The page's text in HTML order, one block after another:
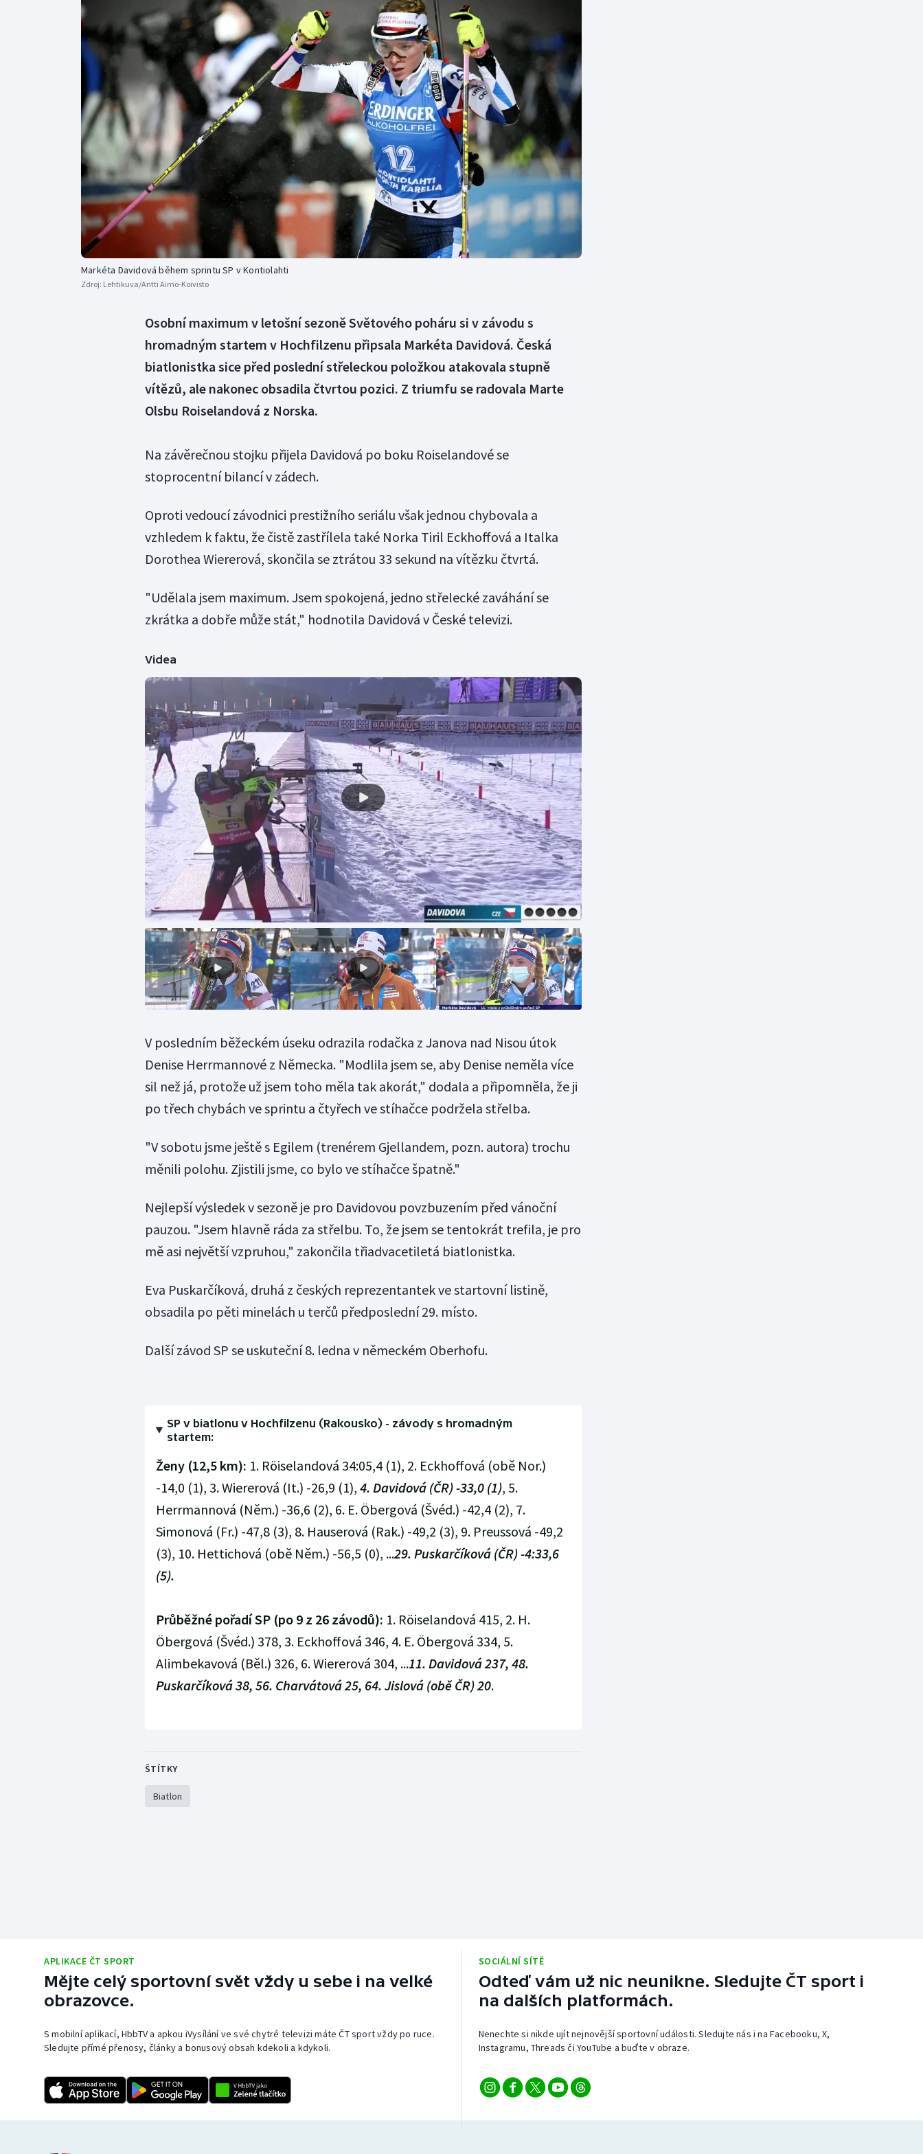
Curling
Dostihy
Florbal
Futsal
Golf
Gymnastika
Moderní pětiboj
Motorsport
Olympijské hry
Parasport
Plavání
Plážový volejbal
Veslování
Vodní slalom
Volejbal
Ostatní
Markéta Davidová během sprintu SP v Kontiolahti
Zdroj: Lehtikuva/Antti Aimo-Koivisto
Osobní maximum v letošní sezoně Světového poháru si v závodu s
hromadným startem v Hochfilzenu připsala Markéta Davidová. Česká
biatlonistka sice před poslední střeleckou položkou atakovala stupně
vítězů, ale nakonec obsadila čtvrtou pozici. Z triumfu se radovala Marte
Olsbu Roiselandová z Norska.
Na závěrečnou stojku přijela Davidová po boku Roiselandové se
stoprocentní bilancí v zádech.
Oproti vedoucí závodnici prestižního seriálu však jednou chybovala a
vzhledem k faktu, že čistě zastřílela také Norka Tiril Eckhoffová a Italka
Dorothea Wiererová, skončila se ztrátou 33 sekund na vítězku čtvrtá.
"Udělala jsem maximum. Jsem spokojená, jedno střelecké zaváhání se
zkrátka a dobře může stát," hodnotila Davidová v České televizi.
Videa
V posledním běžeckém úseku odrazila rodačka z Janova nad Nisou útok
Denise Herrmannové z Německa. "Modlila jsem se, aby Denise neměla více
sil než já, protože už jsem toho měla tak akorát," dodala a připomněla, že ji
po třech chybách ve sprintu a čtyřech ve stíhačce podržela střelba.
"V sobotu jsme ještě s Egilem (trenérem Gjellandem, pozn. autora) trochu
měnili polohu. Zjistili jsme, co bylo ve stíhačce špatně."
Nejlepší výsledek v sezoně je pro Davidovou povzbuzením před vánoční
pauzou. "Jsem hlavně ráda za střelbu. To, že jsem se tentokrát trefila, je pro
mě asi největší vzpruhou," zakončila třiadvacetiletá biatlonistka.
Eva Puskarčíková, druhá z českých reprezentantek ve startovní listině,
obsadila po pěti minelách u terčů předposlední 29. místo.
Další závod SP se uskuteční 8. ledna v německém Oberhofu.
SP v biatlonu v Hochfilzenu (Rakousko) - závody s hromadným
startem:
Ženy (12,5 km): 1. Röiselandová 34:05,4 (1), 2. Eckhoffová (obě Nor.)
-14,0 (1), 3. Wiererová (It.) -26,9 (1), 4. Davidová (ČR) -33,0 (1), 5.
Herrmannová (Něm.) -36,6 (2), 6. E. Öbergová (Švéd.) -42,4 (2), 7.
Simonová (Fr.) -47,8 (3), 8. Hauserová (Rak.) -49,2 (3), 9. Preussová -49,2
(3), 10. Hettichová (obě Něm.) -56,5 (0), ...29. Puskarčíková (ČR) -4:33,6
(5).
Průběžné pořadí SP (po 9 z 26 závodů): 1. Röiselandová 415, 2. H.
Öbergová (Švéd.) 378, 3. Eckhoffová 346, 4. E. Öbergová 334, 5.
Alimbekavová (Běl.) 326, 6. Wiererová 304, ...11. Davidová 237, 48.
Puskarčíková 38, 56. Charvátová 25, 64. Jislová (obě ČR) 20.
ŠTÍTKY
Biatlon
APLIKACE ČT SPORT
Mějte celý sportovní svět vždy u sebe i na velké
obrazovce.
S mobilní aplikací, HbbTV a apkou iVysílání ve své chytré televizi máte ČT sport vždy po ruce.
Sledujte přímé přenosy, články a bonusový obsah kdekoli a kdykoli.
SOCIÁLNÍ SÍTĚ
Odteď vám už nic neunikne. Sledujte ČT sport i
na dalších platformách.
Nenechte si nikde ujít nejnovější sportovní události. Sledujte nás i na Facebooku, X,
Instagramu, Threads či YouTube a buďte v obraze.